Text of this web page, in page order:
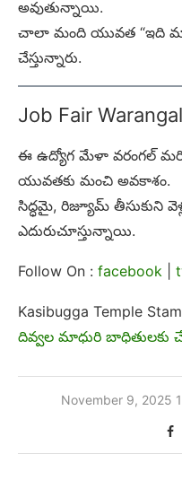
అవుతున్నాయి.
చాలా మంది యువత “ఇది
చేస్తున్నారు.
Job Fair
ఈ ఉద్యోగ మేళా వరంగల్
యువతకు మంచి అవకాశం.
సిద్ధమై, రిజ్యూమ్ తీసుకుని
ఎదురుచూస్తున్నాయి.
Follow On : facebook
Kasibugga Temple
దివ్వల మాధురి
November 9, 2025